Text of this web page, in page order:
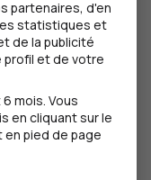
pour votre
assistance,
partenaires, d'en
statistiques et
de la publicité
et de votre
mois. Vous
en cliquant sur le
pied de page